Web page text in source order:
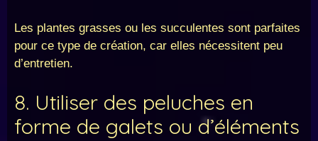
Les plantes grasses ou les succulentes sont parfaites
pour ce type de création, car elles nécessitent peu
d’entretien.
8. Utiliser des peluches en
forme de galets ou d’éléments